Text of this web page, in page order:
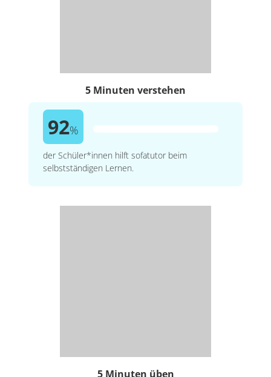
5 Minuten verstehen
92%
der Schüler*innen hilft sofatutor beim
selbstständigen Lernen.
5 Minuten üben